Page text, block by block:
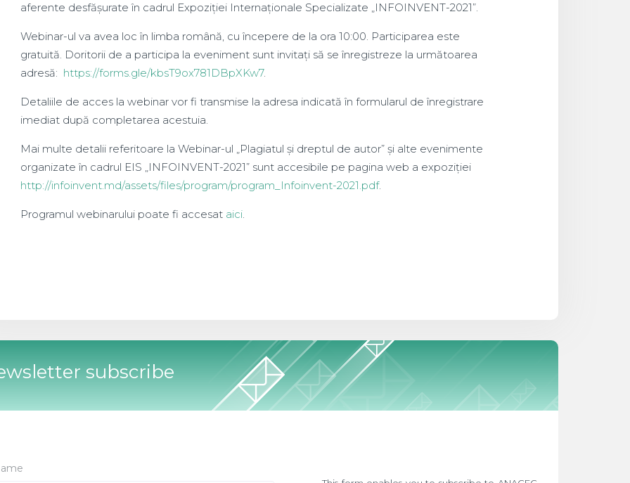
aferente desfășurate în cadrul Expoziției Internaționale Specializate „INFOINVENT-2021”.
Webinar-ul va avea loc în limba română, cu începere de la ora 10:00. Participarea este
gratuită. Doritorii de a participa la eveniment sunt invitați să se înregistreze la următoarea
adresă: https://forms.gle/kbsT9ox781DBpXKw7.
Detaliile de acces la webinar vor fi transmise la adresa indicată în formularul de înregistrare
imediat după completarea acestuia.
Mai multe detalii referitoare la Webinar-ul „Plagiatul și dreptul de autor” și alte evenimente
organizate în cadrul EIS „INFOINVENT-2021” sunt accesibile pe pagina web a expoziției
http://infoinvent.md/assets/files/program/program_Infoinvent-2021.pdf.
Programul webinarului poate fi accesat aici.
subscribe